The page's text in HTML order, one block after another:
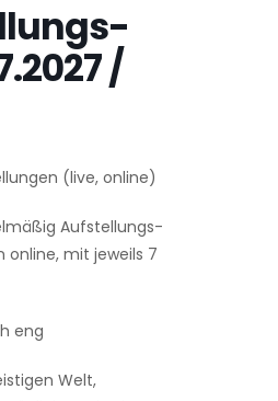
/
(live, online)
Aufstellungs-
on­line, mit jeweils 7
eng
Welt,